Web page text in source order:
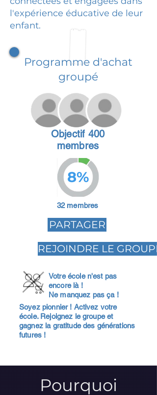
l'expérience éducative de leur
enfant.
Programme d'achat
groupé
Objectif 400
membres
8%
32 membres
PARTAGER
REJOINDRE LE GROUPE
Votre école n'est pas
encore là !
Ne manquez pas ça !
Soyez pionnier ! Activez votre
école. Rejoignez le groupe et
gagnez la gratitude des générations
futures !
Pourquoi